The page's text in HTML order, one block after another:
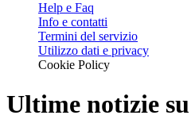
Help e Faq
Info e contatti
Termini del servizio
Utilizzo dati e privacy
Cookie Policy
Ultime notizie su